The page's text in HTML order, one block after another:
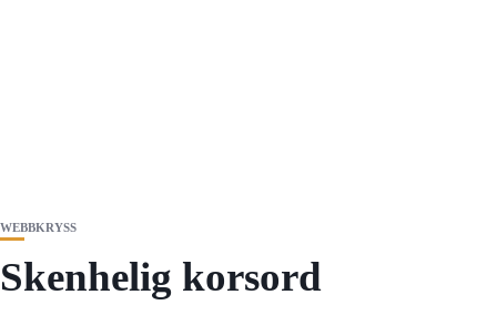
WEBBKRYSS
Skenhelig korsord